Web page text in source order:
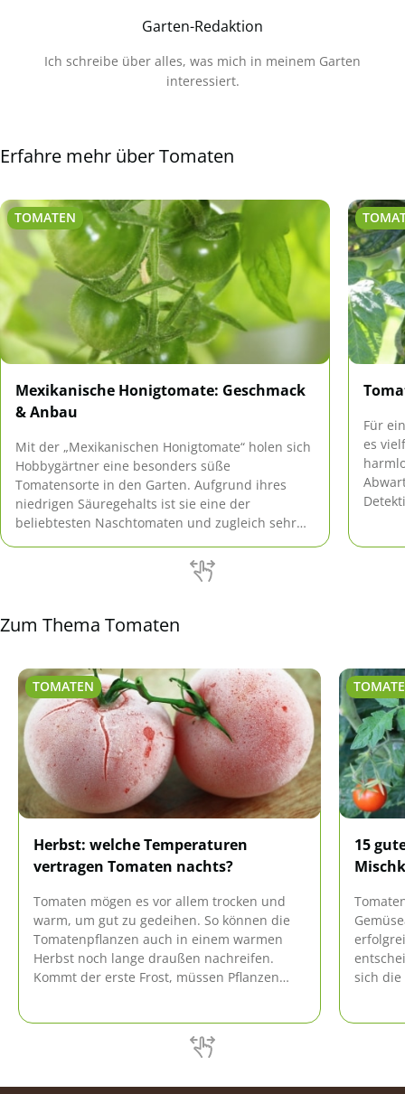
Garten-Redaktion
Ich schreibe über alles, was mich in meinem Garten
interessiert.
Erfahre mehr über Tomaten
TOMATEN
Mexikanische Honigtomate: Geschmack
& Anbau
Mit der „Mexikanischen Honigtomate“ holen sich
Hobbygärtner eine besonders süße
Tomatensorte in den Garten. Aufgrund ihres
niedrigen Säuregehalts ist sie eine der
beliebtesten Naschtomaten und zugleich sehr
Für
es
Zum Thema Tomaten
TOMATEN
Herbst: welche Temperaturen
vertragen Tomaten nachts?
Tomaten mögen es vor allem trocken und
warm, um gut zu gedeihen. So können die
Tomatenpflanzen auch in einem warmen
Herbst noch lange draußen nachreifen.
Kommt der erste Frost, müssen Pflanzen
15
sich